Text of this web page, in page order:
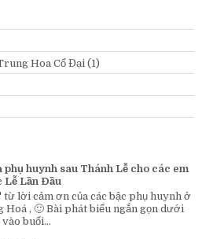
Hoa Cổ Đại (1)
phụ huynh sau Thánh Lễ cho các em
Lễ Lần Đầu
từ lời cảm ơn của các bậc phụ huynh ở
Hoá , 🙂 Bài phát biểu ngắn gọn dưới
buổi...